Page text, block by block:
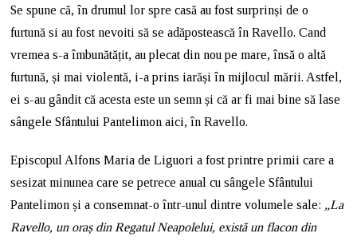
Se spune că, în drumul lor spre casă au fost surprinși de o
furtună si au fost nevoiti să se adăpostească în Ravello. Cand
vremea s-a îmbunătățit, au plecat din nou pe mare, însă o altă
furtună, și mai violentă, i-a prins iarăși în mijlocul mării. Astfel,
ei s-au gândit că acesta este un semn și că ar fi mai bine să lase
sângele Sfântului Pantelimon aici, în Ravello.
Episcopul Alfons Maria de Liguori a fost printre primii care a
sesizat minunea care se petrece anual cu sângele Sfântului
Pantelimon și a consemnat-o într-unul dintre volumele sale: „La
Ravello, un oraș din Regatul Neapolelui, există un flacon din